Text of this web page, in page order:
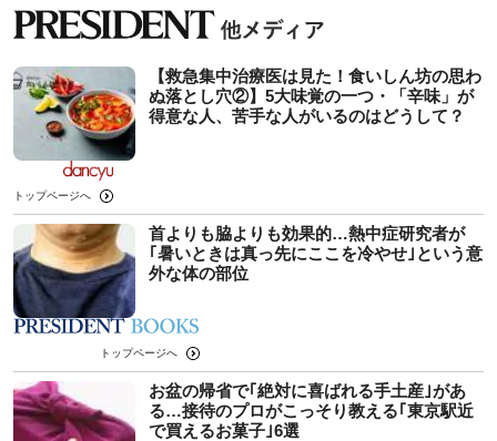
【救急集中治療医は見た！食いしん坊の思わ
ぬ落とし穴②】5大味覚の一つ・「辛味」が
得意な人、苦手な人がいるのはどうして？
トップページへ
首よりも脇よりも効果的…熱中症研究者が
｢暑いときは真っ先にここを冷やせ｣という意
外な体の部位
トップページへ
お盆の帰省で｢絶対に喜ばれる手土産｣があ
る…接待のプロがこっそり教える｢東京駅近
で買えるお菓子｣6選